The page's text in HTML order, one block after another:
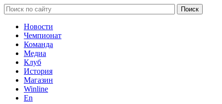
Новости
Чемпионат
Команда
Медиа
Клуб
История
Магазин
Winline
En